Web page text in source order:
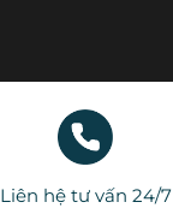
Liên hệ tư vấn 24/7